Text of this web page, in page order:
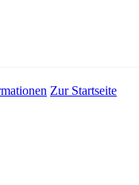
Zur Startseite